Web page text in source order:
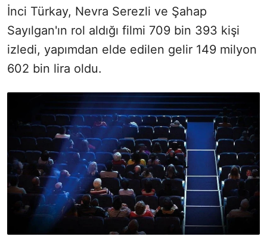
İnci Türkay, Nevra Serezli ve Şahap
Sayılgan'ın rol aldığı filmi 709 bin 393 kişi
izledi, yapımdan elde edilen gelir 149 milyon
602 bin lira oldu.